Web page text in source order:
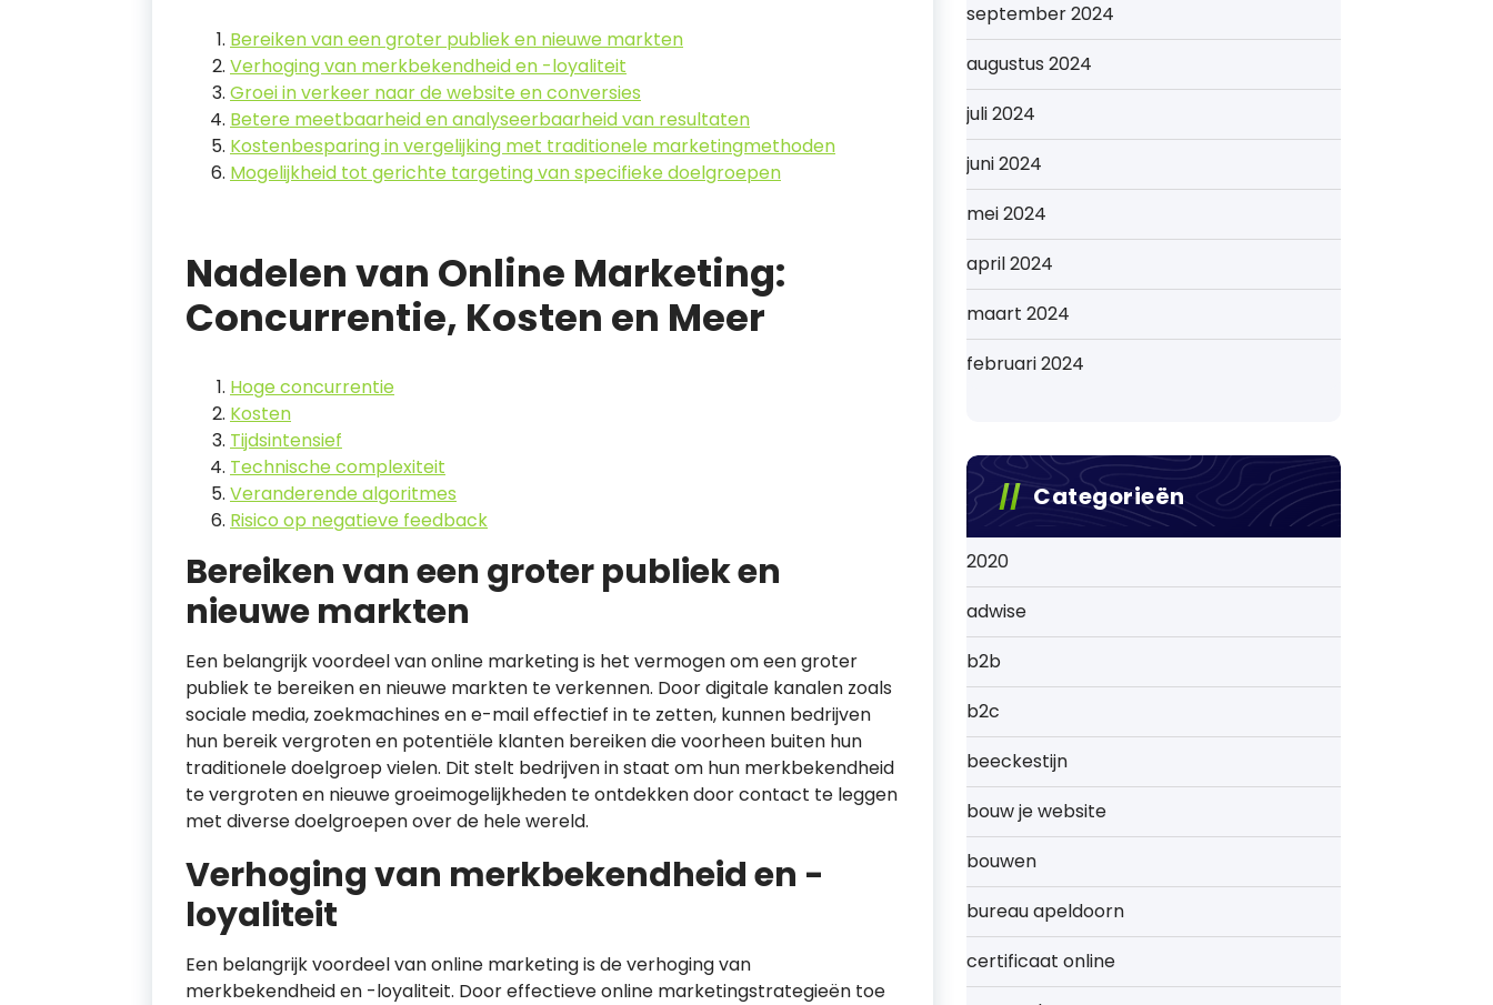
Bereiken van een groter publiek en nieuwe markten
Verhoging van merkbekendheid en -loyaliteit
Groei in verkeer naar de website en conversies
Betere meetbaarheid en analyseerbaarheid van resultaten
Kostenbesparing in vergelijking met traditionele marketingmethoden
Mogelijkheid tot gerichte targeting van specifieke doelgroepen
Nadelen van Online Marketing:
Concurrentie, Kosten en Meer
Hoge concurrentie
Kosten
Tijdsintensief
Technische complexiteit
Veranderende algoritmes
Risico op negatieve feedback
Bereiken van een groter publiek en
nieuwe markten
Een belangrijk voordeel van online marketing is het vermogen om een groter
publiek te bereiken en nieuwe markten te verkennen. Door digitale kanalen zoals
sociale media, zoekmachines en e-mail effectief in te zetten, kunnen bedrijven
hun bereik vergroten en potentiële klanten bereiken die voorheen buiten hun
traditionele doelgroep vielen. Dit stelt bedrijven in staat om hun merkbekendheid
te vergroten en nieuwe groeimogelijkheden te ontdekken door contact te leggen
met diverse doelgroepen over de hele wereld.
Verhoging van merkbekendheid en -
loyaliteit
Een belangrijk voordeel van online marketing is de verhoging van
merkbekendheid en -loyaliteit. Door effectieve online marketingstrategieën toe
september 2024
augustus 2024
juli 2024
juni 2024
mei 2024
april 2024
maart 2024
februari 2024
Categorieën
2020
adwise
b2b
b2c
beeckestijn
bouw je website
bouwen
bureau apeldoorn
certificaat online